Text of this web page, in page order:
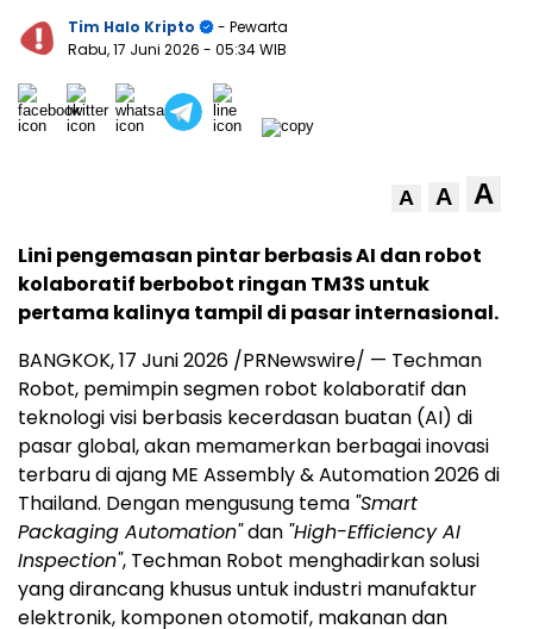
Tim Halo Kripto
- Pewarta
Rabu, 17 Juni 2026 - 05:34 WIB
A A A
Lini pengemasan pintar berbasis AI dan robot
kolaboratif berbobot ringan TM3S untuk
pertama kalinya tampil di pasar internasional.
BANGKOK, 17 Juni 2026 /PRNewswire/ — Techman
Robot, pemimpin segmen robot kolaboratif dan
teknologi visi berbasis kecerdasan buatan (AI) di
pasar global, akan memamerkan berbagai inovasi
terbaru di ajang ME Assembly & Automation 2026 di
Thailand. Dengan mengusung tema "Smart
Packaging Automation"dan "High-Efficiency AI
Inspection", Techman Robot menghadirkan solusi
yang dirancang khusus untuk industri manufaktur
elektronik, komponen otomotif, makanan dan